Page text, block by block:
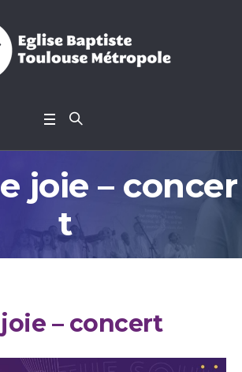
joie – concer
t
– concert